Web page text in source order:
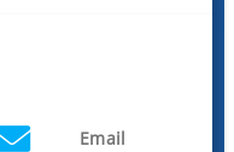
Email